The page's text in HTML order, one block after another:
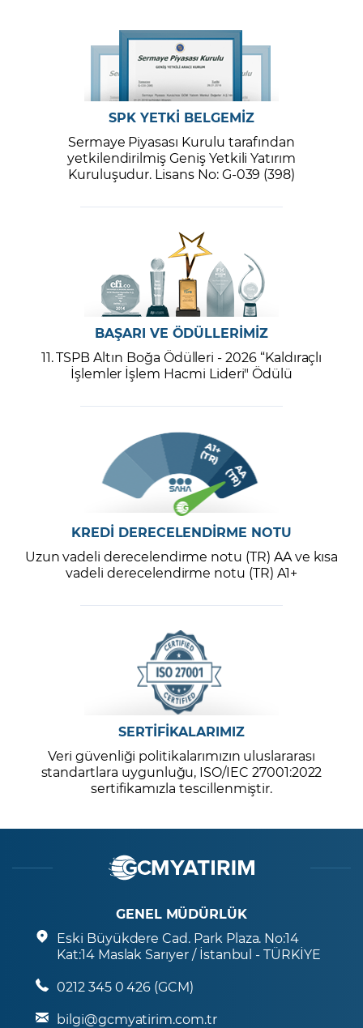
SPK YETKİ BELGEMİZ
Sermaye Piyasası Kurulu tarafından
yetkilendirilmiş Geniş Yetkili Yatırım
Kuruluşudur. Lisans No: G-039 (398)
BAŞARI VE ÖDÜLLERİMİZ
11. TSPB Altın Boğa Ödülleri - 2026 “Kaldıraçlı
İşlemler İşlem Hacmi Lideri" Ödülü
KREDİ DERECELENDİRME NOTU
Uzun vadeli derecelendirme notu (TR) AA ve kısa
vadeli derecelendirme notu (TR) A1+
SERTİFİKALARIMIZ
Veri güvenliği politikalarımızın uluslararası
standartlara uygunluğu, ISO/IEC 27001:2022
sertifikamızla tescillenmiştir.
GENEL MÜDÜRLÜK
Eski Büyükdere Cad. Park Plaza. No:14
Kat:14 Maslak Sarıyer / İstanbul - TÜRKİYE
0212 345 0 426 (GCM)
bilgi@gcmyatirim.com.tr